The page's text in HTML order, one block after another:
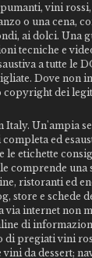
vini
o una cena,
ai dolci. Una
tecniche e
a tutte le
Dove non
copyright dei
Italy. Un'ampia
ed
le etichette
comprende una
ristoranti ed
store e schede
via internet non
di
di pregiati vini
da dessert;